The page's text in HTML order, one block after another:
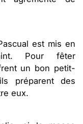
est mis en
Pour fêter
un bon petit-
préparent des
eux.